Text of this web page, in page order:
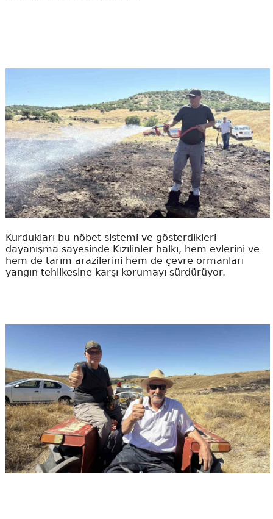
Kurdukları bu nöbet sistemi ve gösterdikleri
dayanışma sayesinde Kızılinler halkı, hem evlerini ve
hem de tarım arazilerini hem de çevre ormanları
yangın tehlikesine karşı korumayı sürdürüyor.